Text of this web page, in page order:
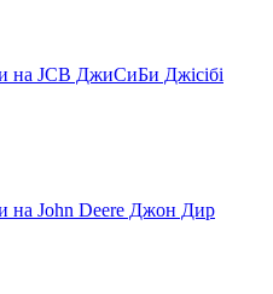
на JCB ДжиСиБи Джісібі
на John Deere Джон Дир